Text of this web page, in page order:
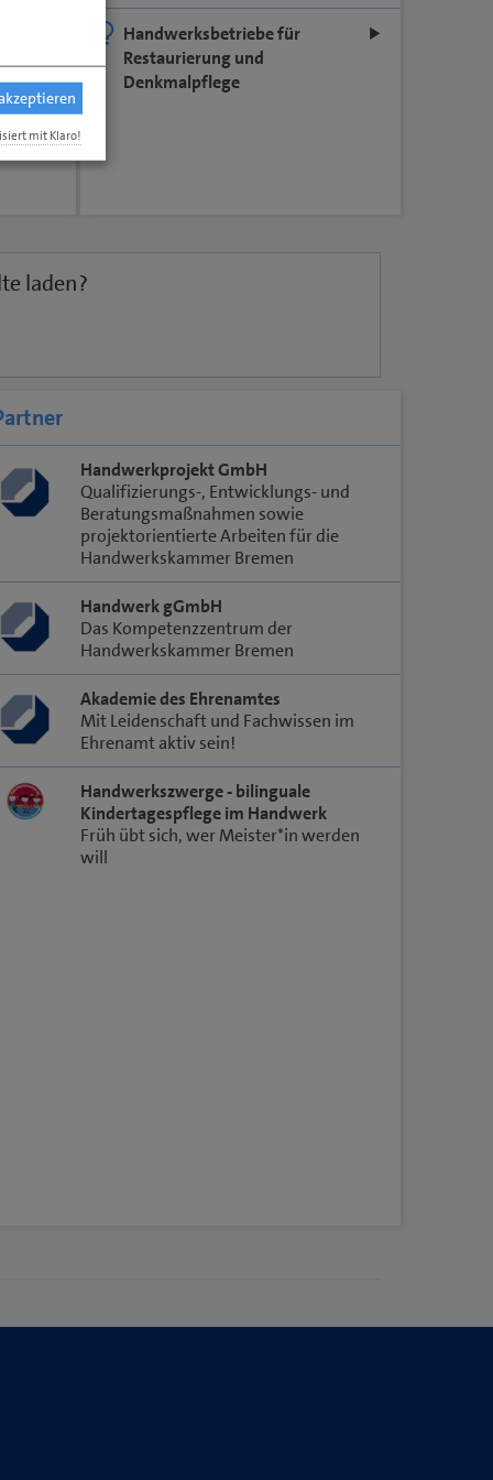
Handwerksbetriebe für
Restaurierung und
Denkmalpflege
laden?
Handwerkprojekt GmbH
Qualifizierungs-, Entwicklungs- und
Beratungsmaßnahmen sowie
projektorientierte Arbeiten für die
Handwerkskammer Bremen
Handwerk gGmbH
Das Kompetenzzentrum der
Handwerkskammer Bremen
Akademie des Ehrenamtes
Mit Leidenschaft und Fachwissen im
Ehrenamt aktiv sein!
Handwerkszwerge - bilinguale
Kindertagespflege im Handwerk
Früh übt sich, wer Meister*in werden
will
mit Klaro!